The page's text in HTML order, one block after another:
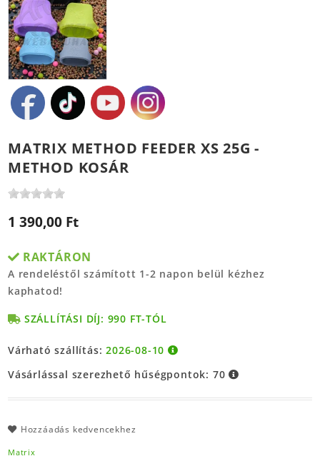
MATRIX METHOD FEEDER XS 25G -
METHOD KOSÁR
1 390,00 Ft
RAKTÁRON
A rendeléstől számított 1-2 napon belül kézhez
kaphatod!
SZÁLLÍTÁSI DÍJ: 990 FT-TÓL
Várható szállítás:2026-08-10
Vásárlással szerezhető hűségpontok: 70
Hozzáadás kedvencekhez
Matrix